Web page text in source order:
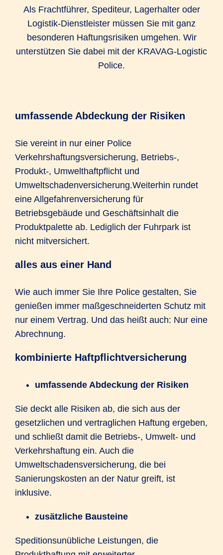
Als Frachtführer, Spediteur, Lagerhalter oder
Logistik-Dienstleister müssen Sie mit ganz
besonderen Haftungsrisiken umgehen. Wir
unterstützen Sie dabei mit der KRAVAG-Logistic
Police.
umfassende Abdeckung der Risiken
Sie vereint in nur einer Police
Verkehrshaftungsversicherung, Betriebs-,
Produkt-, Umwelthaftpflicht und
Umweltschadenversicherung.Weiterhin rundet
eine Allgefahrenversicherung für
Betriebsgebäude und Geschäftsinhalt die
Produktpalette ab. Lediglich der Fuhrpark ist
nicht mitversichert.
alles aus einer Hand
Wie auch immer Sie Ihre Police gestalten, Sie
genießen immer maßgeschneiderten Schutz mit
nur einem Vertrag. Und das heißt auch: Nur eine
Abrechnung.
kombinierte Haftpflichtversicherung
umfassende Abdeckung der Risiken
Sie deckt alle Risiken ab, die sich aus der
gesetzlichen und vertraglichen Haftung ergeben,
und schließt damit die Betriebs-, Umwelt- und
Verkehrshaftung ein. Auch die
Umweltschadensversicherung, die bei
Sanierungskosten an der Natur greift, ist
inklusive.
zusätzliche Bausteine
Speditionsunübliche Leistungen, die